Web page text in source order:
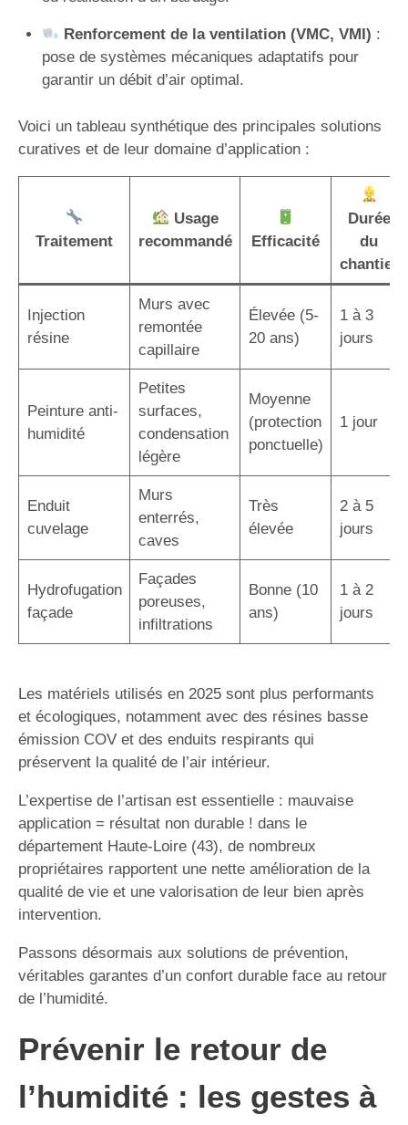
Renforcement de la ventilation (VMC, VMI) :
pose de systèmes mécaniques adaptatifs pour
garantir un débit d’air optimal.
Voici un tableau synthétique des principales solutions
curatives et de leur domaine d’application :
Traitement
Usage
recommandé
Efficacité
Durée
du
chantier
Injection
résine
Murs avec
remontée
capillaire
Élevée (5-
20 ans)
1 à 3
jours
Peinture anti-
humidité
Petites
surfaces,
condensation
légère
Moyenne
(protection
ponctuelle)
1 jour
Enduit
cuvelage
Murs
enterrés,
caves
Très
élevée
2 à 5
jours
Hydrofugation
façade
Façades
poreuses,
infiltrations
Bonne (10
ans)
1 à 2
jours
Les matériels utilisés en 2025 sont plus performants
et écologiques, notamment avec des résines basse
émission COV et des enduits respirants qui
préservent la qualité de l’air intérieur.
L’expertise de l’artisan est essentielle : mauvaise
application = résultat non durable ! dans le
département Haute-Loire (43), de nombreux
propriétaires rapportent une nette amélioration de la
qualité de vie et une valorisation de leur bien après
intervention.
Passons désormais aux solutions de prévention,
véritables garantes d’un confort durable face au retour
de l’humidité.
Prévenir le retour de
l’humidité : les gestes à